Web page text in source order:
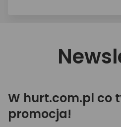
W hurt.com.pl co
promocja!